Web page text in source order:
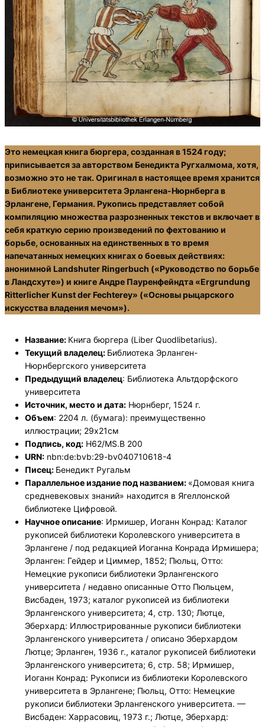
Это немецкая книга бюргера, созданная в 1524 году;
приписывается за авторством Бенедикта Ругхалмома, хотя,
возможно это не так. Оригинал в настоящее время хранится
в Библиотеке университета Эрлангена-Нюрнберга в
Эрлангене, Германия. Рукопись представляет собой
компиляцию множества разрозненных текстов и включает в
себя краткую серию произведений по фехтованию и
борьбе, основанных на единственных в то время
напечатанных немецких книгах о боевых действиях:
анонимной Landshuter Ringerbuch («Руководство по борьбе
в Ландсхуте») и книге Андре Пауренфейндта «Ergrundung
Ritterlicher Kunst der Fechterey» («Основы рыцарского
искусства владения мечом»).
Название: Книга бюргера (Liber Quodlibetarius).
Текущий владелец: Библиотека Эрланген-
Нюрнбергского университета
Предыдущий владелец: Библиотека Альтдорфского
университета
Источник, место и дата: Нюрнберг, 1524 г.
Объем: 2204 л. (бумага): преимущественно
иллюстрации; 29х21см
Подпись, код: H62/MS.B 200
URN: nbn:de:bvb:29-bv040710618-4
Писец: Бенедикт Ругальм
Параллельное издание под названием: «Домовая книга
средневековых знаний» находится в Ягеллонской
библиотеке Цифровой.
Научное описание: Ирмишер, Иоганн Конрад: Каталог
рукописей библиотеки Королевского университета в
Эрлангене / под редакцией Иоганна Конрада Ирмишера;
Эрланген: Гейдер и Циммер, 1852; Пюльц, Отто:
Немецкие рукописи библиотеки Эрлангенского
университета / недавно описанные Отто Пюльцем,
Висбаден, 1973; каталог рукописей из библиотеки
Эрлангенского университета; 4, стр. 130; Лютце,
Эберхард: Иллюстрированные рукописи библиотеки
Эрлангенского университета / описано Эберхардом
Лютце; Эрланген, 1936 г., каталог рукописей библиотеки
Эрлангенского университета; 6, стр. 58; Ирмишер,
Иоганн Конрад: Рукописи из библиотеки Королевского
университета в Эрлангене; Пюльц, Отто: Немецкие
рукописи библиотеки Эрлангенского университета. —
Висбаден: Харрасовиц, 1973 г.; Лютце, Эберхард: